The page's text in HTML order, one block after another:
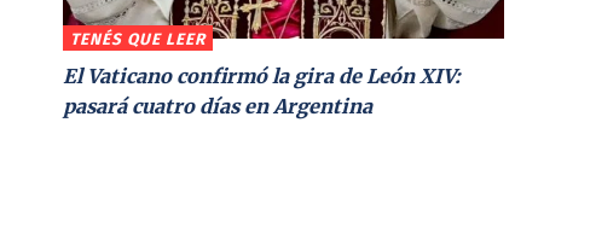
TENÉS QUE LEER
El Vaticano confirmó la gira de León XIV:
pasará cuatro días en Argentina